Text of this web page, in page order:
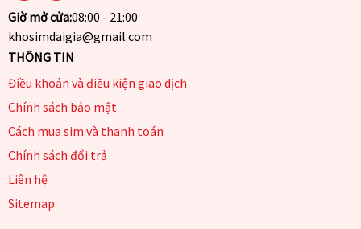
Giờ mở cửa:08:00 - 21:00
khosimdaigia@gmail.com
THÔNG TIN
Điều khoản và điều kiện giao dịch
Chính sách bảo mật
Cách mua sim và thanh toán
Chính sách đổi trả
Liên hệ
Sitemap